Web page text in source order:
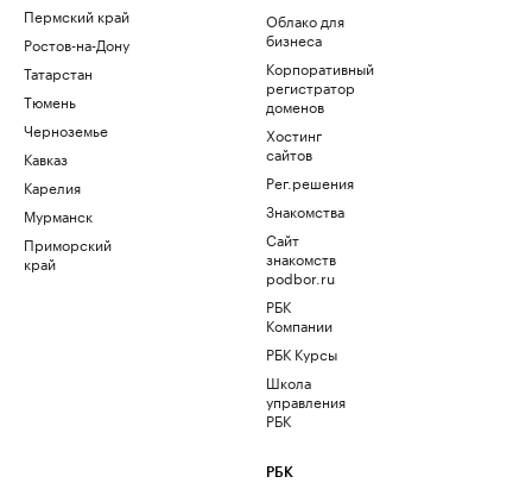
Пермский край
Ростов-на-Дону
Татарстан
Тюмень
Черноземье
Кавказ
Карелия
Мурманск
Приморский
край
Облако для
бизнеса
Корпоративный
регистратор
доменов
Хостинг
сайтов
Рег.решения
Знакомства
Сайт
знакомств
podbor.ru
РБК
Компании
РБК Курсы
Школа
управления
РБК
РБК